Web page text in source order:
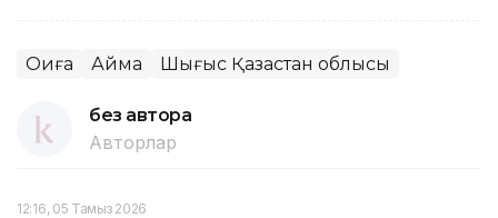
Оқиға Аймақ Шығыс Қазақстан облысы
без автора
Авторлар
12:16, 05 Тамыз 2026